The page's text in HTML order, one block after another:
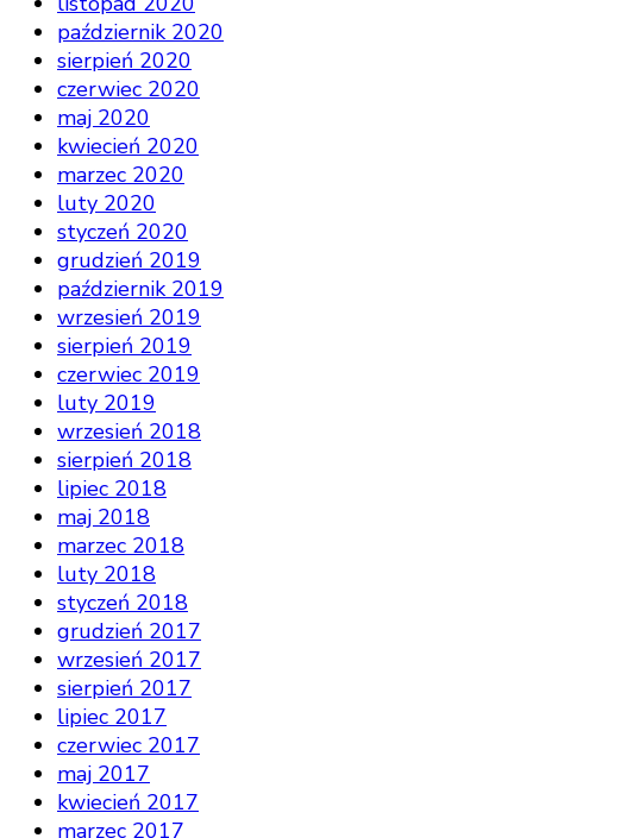
październik 2020
sierpień 2020
czerwiec 2020
maj 2020
kwiecień 2020
marzec 2020
luty 2020
styczeń 2020
grudzień 2019
październik 2019
wrzesień 2019
sierpień 2019
czerwiec 2019
luty 2019
wrzesień 2018
sierpień 2018
lipiec 2018
maj 2018
marzec 2018
luty 2018
styczeń 2018
grudzień 2017
wrzesień 2017
sierpień 2017
lipiec 2017
czerwiec 2017
maj 2017
kwiecień 2017
marzec 2017